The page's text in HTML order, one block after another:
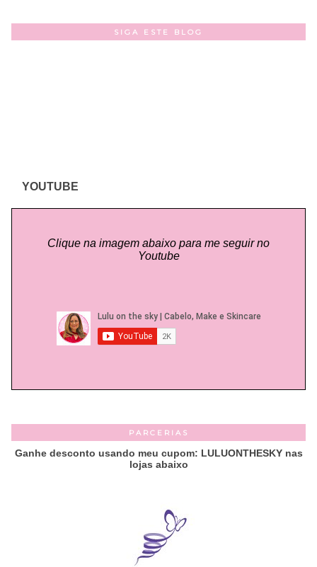
SIGA ESTE BLOG
YOUTUBE
Clique na imagem abaixo para me seguir no
Youtube
PARCERIAS
Ganhe desconto usando meu cupom: LULUONTHESKY nas
lojas abaixo